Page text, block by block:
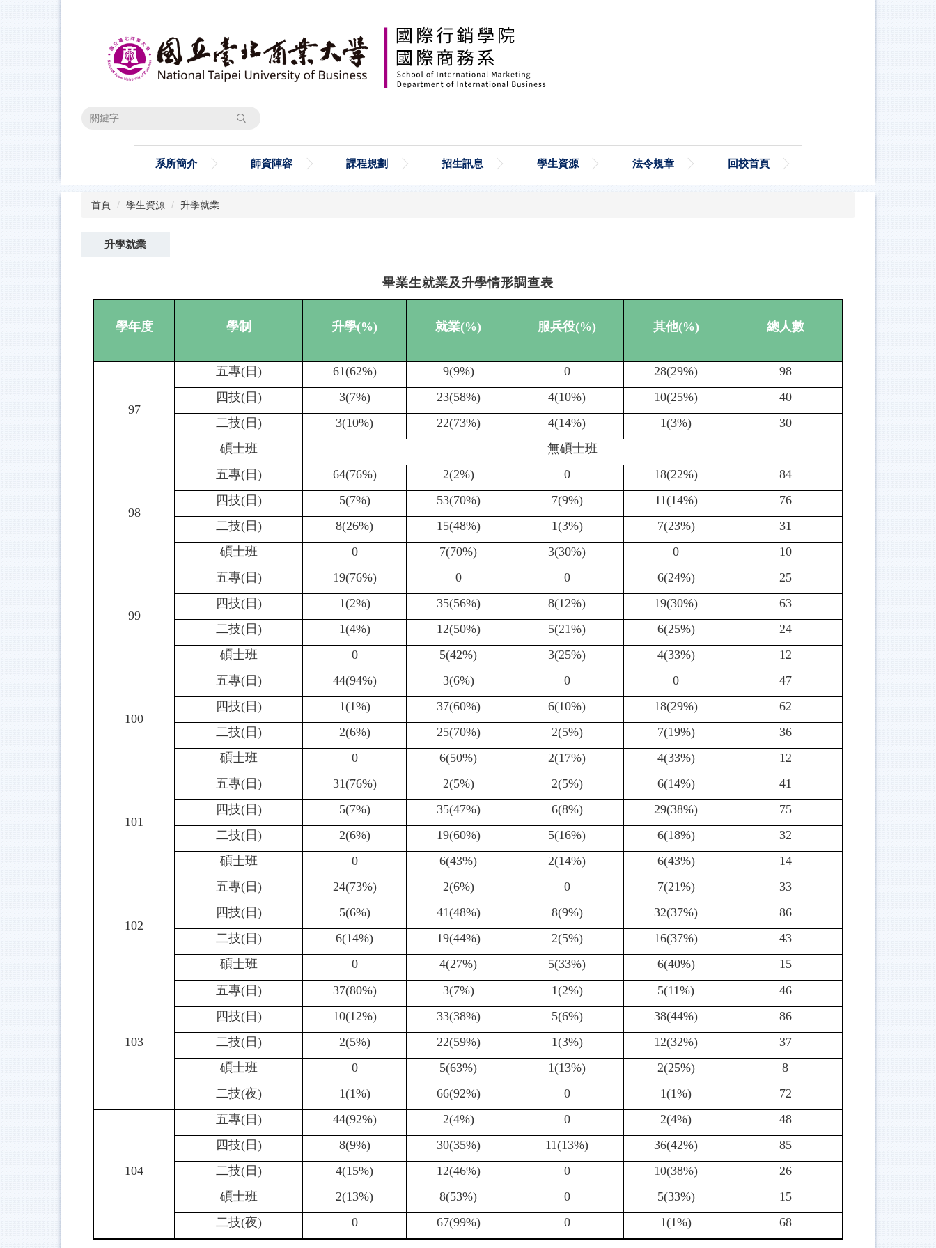
搜尋
系所簡介 師資陣容 課程規劃 招生訊息 學生資源 法令規章 回校首頁
首頁 學生資源 升學就業
升學就業
畢業生就業及升學情形調查表
學年度 學制 升學(%) 就業(%) 服兵役(%) 其他(%) 總人數
97
五專(日) 61(62%) 9(9%) 0 28(29%)
98
四技(日)
3(7%) 23(58%) 4(10%) 10(25%)
40
二技(日)
3(10%) 22(73%) 4(14%) 1(3%)
30
碩士班
無碩士班
98
五專(日) 64(76%) 2(2%) 0 18(22%)
84
四技(日)
5(7%) 53(70%) 7(9%) 11(14%)
76
二技(日)
8(26%) 15(48%) 1(3%) 7(23%)
31
碩士班
0 7(70%) 3(30%) 0 10
99
五專(日) 19(76%) 0 0 6(24%)
25
四技(日)
1(2%) 35(56%) 8(12%) 19(30%)
63
二技(日)
1(4%) 12(50%) 5(21%) 6(25%)
24
碩士班
0 5(42%) 3(25%) 4(33%) 12
100
五專(日) 44(94%) 3(6%) 0 0
47
四技(日)
1(1%) 37(60%) 6(10%) 18(29%)
62
二技(日)
2(6%) 25(70%) 2(5%) 7(19%)
36
碩士班
0 6(50%) 2(17%) 4(33%) 12
101
五專(日) 31(76%) 2(5%) 2(5%) 6(14%)
41
四技(日)
5(7%) 35(47%) 6(8%) 29(38%)
75
二技(日)
2(6%) 19(60%) 5(16%) 6(18%)
32
碩士班
0 6(43%) 2(14%) 6(43%) 14
102
五專(日) 24(73%) 2(6%) 0 7(21%)
33
四技(日)
5(6%) 41(48%) 8(9%) 32(37%)
86
二技(日)
6(14%) 19(44%) 2(5%) 16(37%)
43
碩士班
0 4(27%) 5(33%) 6(40%) 15
103
五專(日) 37(80%) 3(7%) 1(2%) 5(11%)
46
四技(日)
10(12%) 33(38%) 5(6%) 38(44%)
86
二技(日)
2(5%) 22(59%) 1(3%) 12(32%)
37
碩士班
0 5(63%) 1(13%) 2(25%)
8
二技(夜)
1(1%) 66(92%) 0 1(1%) 72
104
五專(日) 44(92%) 2(4%) 0 2(4%)
48
四技(日)
8(9%) 30(35%) 11(13%) 36(42%)
85
二技(日)
4(15%) 12(46%) 0 10(38%)
26
碩士班
2(13%) 8(53%) 0 5(33%)
15
二技(夜)
0 67(99%) 0 1(1%) 68